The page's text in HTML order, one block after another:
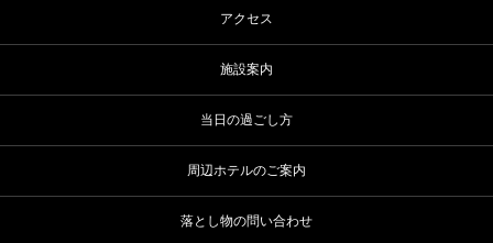
アクセス
施設案内
当日の過ごし方
周辺ホテルのご案内
落とし物の問い合わせ